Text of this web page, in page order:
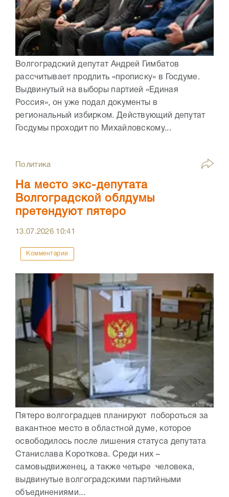
Волгоградский депутат Андрей Гимбатов
рассчитывает продлить «прописку» в Госдуме.
Выдвинутый на выборы партией «Единая
Россия», он уже подал документы в
региональный избирком. Действующий депутат
Госдумы проходит по Михайловскому...
Политика
На место экс-депутата
Волгоградской облдумы
претендуют пятеро
13.07.2026 10:41
Комментарии
Пятеро волгоградцев планируют побороться за
вакантное место в областной думе, которое
освободилось после лишения статуса депутата
Станислава Короткова. Среди них –
самовыдвиженец, а также четыре человека,
выдвинутые волгоградскими партийными
объединениями...